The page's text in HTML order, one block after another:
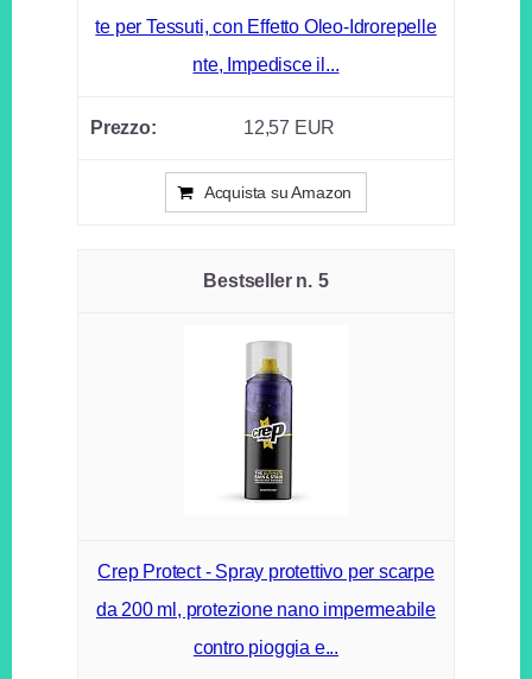
te per Tessuti, con Effetto Oleo-Idrorepelle
nte, Impedisce il...
12,57 EUR
Acquista su Amazon
5
Crep Protect - Spray protettivo per scarpe
da 200 ml, protezione nano impermeabile
contro pioggia e...